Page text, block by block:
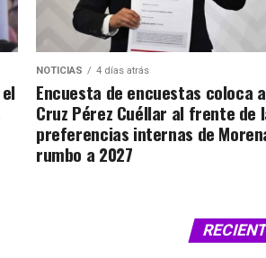
NOTICIAS 4 días atrás
Encuesta de encuestas coloca a
Cruz Pérez Cuéllar al frente de
preferencias internas de
rumbo a 2027